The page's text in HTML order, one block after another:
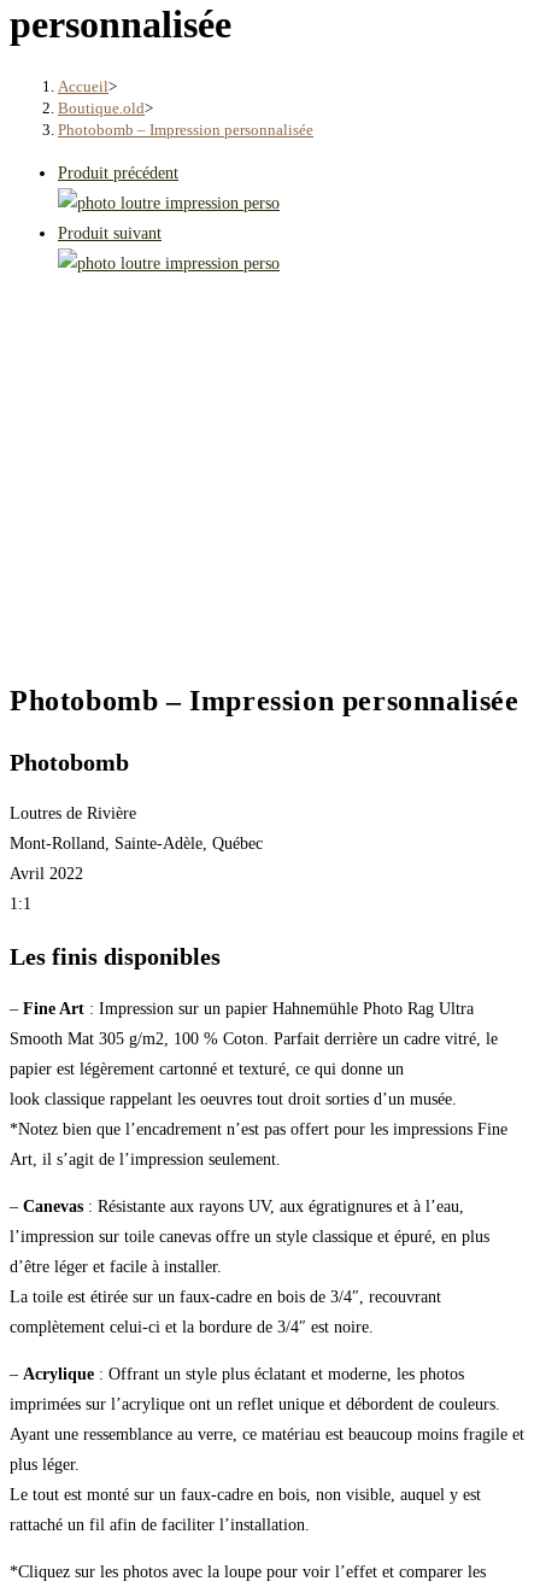
personnalisée
Accueil>
Boutique.old>
Photobomb – Impression personnalisée
Produit précédent
Produit suivant
Photobomb – Impression personnalisée
Photobomb
Loutres de Rivière
Mont-Rolland, Sainte-Adèle, Québec
Avril 2022
1:1
Les finis disponibles
– Fine Art : Impression sur un papier Hahnemühle Photo Rag Ultra
Smooth Mat 305 g/m2, 100 % Coton. Parfait derrière un cadre vitré, le
papier est légèrement cartonné et texturé, ce qui donne un
look classique rappelant les oeuvres tout droit sorties d’un musée.
*Notez bien que l’encadrement n’est pas offert pour les impressions Fine
Art, il s’agit de l’impression seulement.
– Canevas : Résistante aux rayons UV, aux égratignures et à l’eau,
l’impression sur toile canevas offre un style classique et épuré, en plus
d’être léger et facile à installer.
La toile est étirée sur un faux-cadre en bois de 3/4″, recouvrant
complètement celui-ci et la bordure de 3/4″ est noire.
– Acrylique : Offrant un style plus éclatant et moderne, les photos
imprimées sur l’acrylique ont un reflet unique et débordent de couleurs.
Ayant une ressemblance au verre, ce matériau est beaucoup moins fragile et
plus léger.
Le tout est monté sur un faux-cadre en bois, non visible, auquel y est
rattaché un fil afin de faciliter l’installation.
*Cliquez sur les photos avec la loupe pour voir l’effet et comparer les